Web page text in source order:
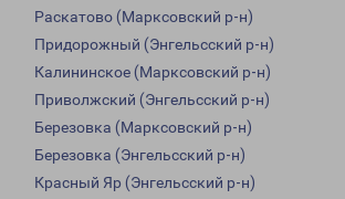
Раскатово (Марксовский р-н)
Придорожный (Энгельсский р-н)
Калининское (Марксовский р-н)
Приволжский (Энгельсский р-н)
Березовка (Марксовский р-н)
Березовка (Энгельсский р-н)
Красный Яр (Энгельсский р-н)